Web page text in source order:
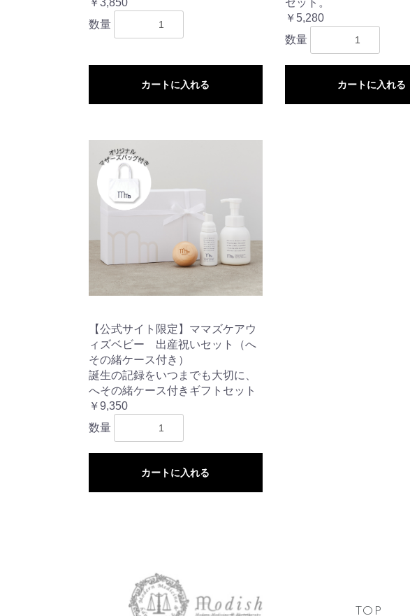
数量
カートに入れる
￥5,280
数量
カートに入れる
【公式サイト限定】ママズケアウ
ィズベビー 出産祝いセット（へ
その緒ケース付き）
誕生の記録をいつまでも大切に、
へその緒ケース付きギフトセット
￥9,350
数量
カートに入れる
TOP